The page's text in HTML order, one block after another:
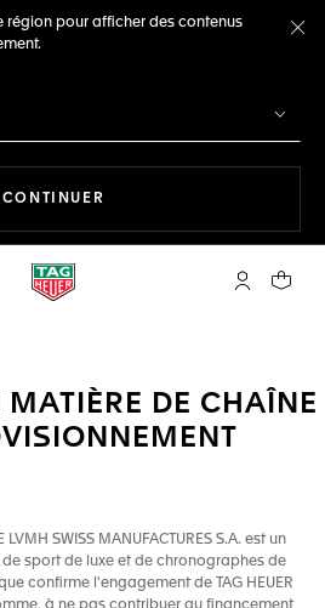
région pour afficher des contenus
CONTINUER
Compte My
Votre
MATIÈRE DE CHAÎNE
LVMH SWISS MANUFACTURES S.A. est un
sport de luxe et de chronographes de
confirme l'engagement de TAG HEUER